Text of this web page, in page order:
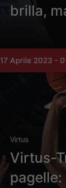
brilla,
17 Aprile 2023 -
Virtus
Virtus-
pagelle: